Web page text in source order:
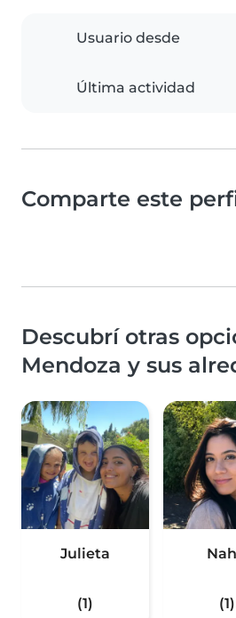
Usuario desde
Última actividad
Comparte este
Descubrí otras
Mendoza y sus
Julieta
(1) (1)